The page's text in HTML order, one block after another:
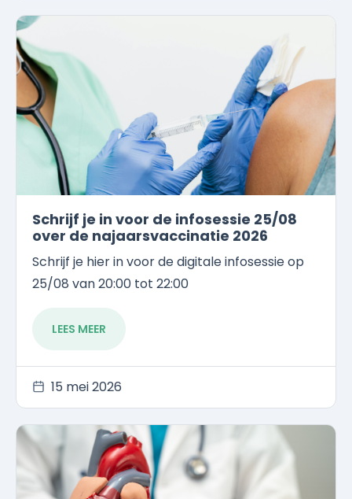
Schrijf je in voor de infosessie 25/08
over de najaarsvaccinatie 2026
Schrijf je hier in voor de digitale infosessie op
25/08 van 20:00 tot 22:00
LEES MEER
15 mei 2026